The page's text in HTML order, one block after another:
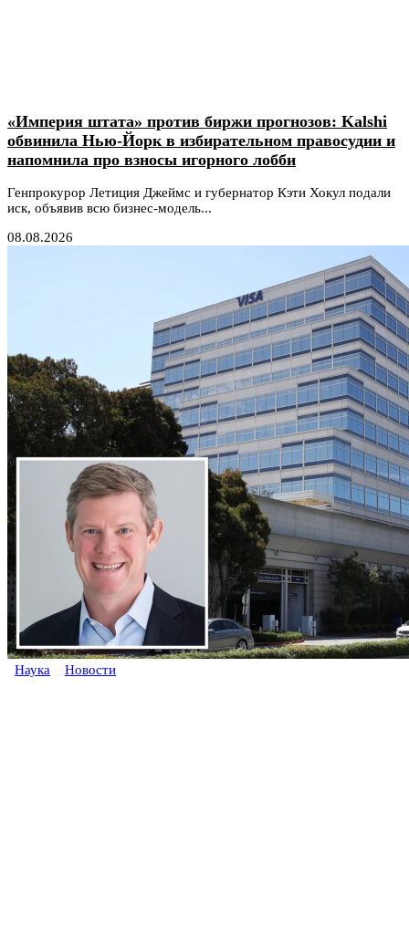
«Империя штата» против биржи прогнозов: Kalshi
обвинила Нью-Йорк в избирательном правосудии и
напомнила про взносы игорного лобби
Генпрокурор Летиция Джеймс и губернатор Кэти Хокул подали
иск, объявив всю бизнес-модель...
08.08.2026
Наука Новости